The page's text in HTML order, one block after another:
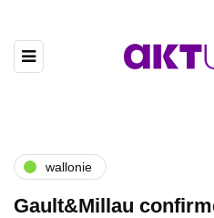
wallonie
Gault&Millau